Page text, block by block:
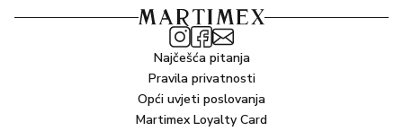
Najčešća pitanja
Pravila privatnosti
Opći uvjeti poslovanja
Martimex Loyalty Card